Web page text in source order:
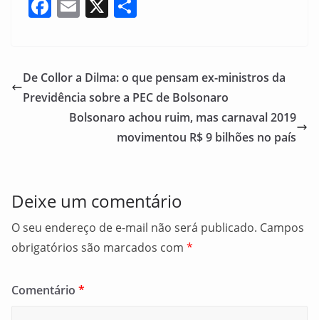
e
b
l e
De Collor a Dilma: o que pensam ex-ministros da
Previdência sobre a PEC de Bolsonaro
Bolsonaro achou ruim, mas carnaval 2019
movimentou R$ 9 bilhões no país
Deixe um comentário
O seu endereço de e-mail não será publicado. Campos
obrigatórios são marcados com *
Comentário *